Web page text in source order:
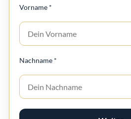
Vorname *
Nachname *